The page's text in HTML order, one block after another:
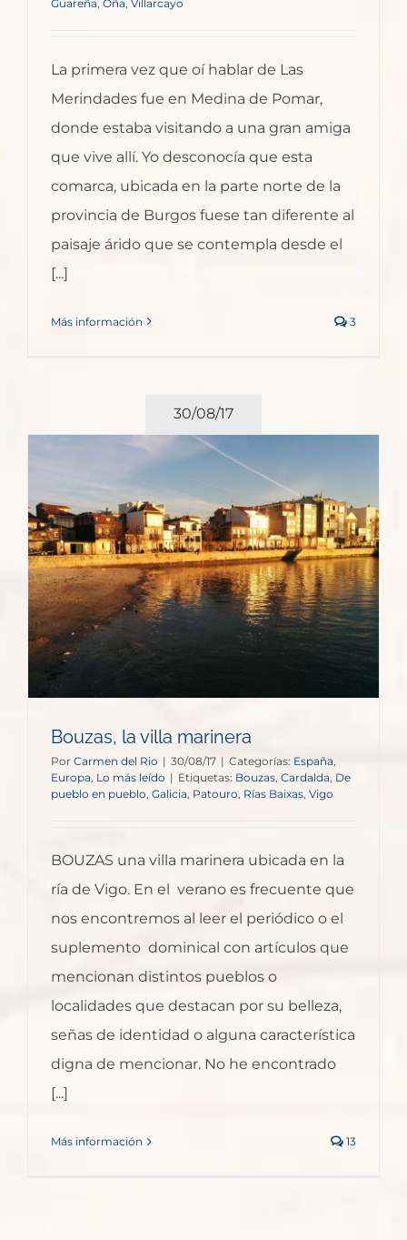
Guareña Oña Villarcayo
La primera vez que oí hablar de Las
Merindades fue en Medina de Pomar,
donde estaba visitando a una gran amiga
que vive allí. Yo desconocía que esta
comarca, ubicada en la parte norte de la
provincia de Burgos fuese tan diferente al
paisaje árido que se contempla desde el
[...]
Más información 3
30/08/17
Bouzas, la villa marinera
Por Carmen del Rio | 30/08/17 | Categorías: España,
Europa, Lo más leído | Etiquetas: Bouzas, Cardalda, De
pueblo en pueblo, Galicia, Patouro, Rías Baixas, Vigo
BOUZAS una villa marinera ubicada en la
ría de Vigo. En el verano es frecuente que
nos encontremos al leer el periódico o el
suplemento dominical con artículos que
mencionan distintos pueblos o
localidades que destacan por su belleza,
señas de identidad o alguna característica
digna de mencionar. No he encontrado
[...]
Más información 13